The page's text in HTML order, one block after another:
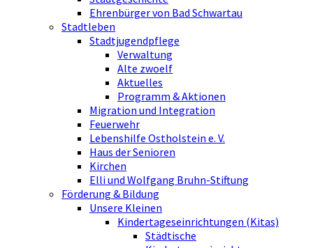
Ehrenbürger von Bad Schwartau
Stadtleben
Stadtjugendpflege
Verwaltung
Alte zwoelf
Aktuelles
Programm & Aktionen
Migration und Integration
Feuerwehr
Lebenshilfe Ostholstein e. V.
Haus der Senioren
Kirchen
Elli und Wolfgang Bruhn-Stiftung
Förderung & Bildung
Unsere Kleinen
Kindertageseinrichtungen (Kitas)
Städtische